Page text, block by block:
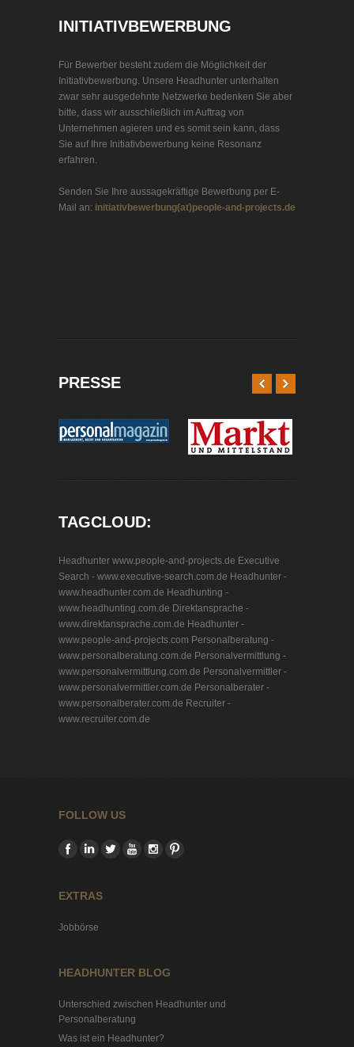
INITIATIVBEWERBUNG
Für Bewerber besteht zudem die Möglichkeit der
Initiativbewerbung. Unsere Headhunter unterhalten
zwar sehr ausgedehnte Netzwerke bedenken Sie aber
bitte, dass wir ausschließlich im Auftrag von
Unternehmen agieren und es somit sein kann, dass
Sie auf Ihre Initiativbewerbung keine Resonanz
erfahren.
Senden Sie Ihre aussagekräftige Bewerbung per E-
Mail an: initiativbewerbung(at)people-and-projects.de
PRESSE
TAGCLOUD:
Headhunter www.people-and-projects.de Executive
Search - www.executive-search.com.de Headhunter -
www.headhunter.com.de Headhunting -
www.headhunting.com.de Direktansprache -
www.direktansprache.com.de Headhunter -
www.people-and-projects.com Personalberatung -
www.personalberatung.com.de Personalvermittlung -
www.personalvermittlung.com.de Personalvermittler -
www.personalvermittler.com.de Personalberater -
www.personalberater.com.de Recruiter -
www.recruiter.com.de
FOLLOW US
EXTRAS
Jobbörse
HEADHUNTER BLOG
Unterschied zwischen Headhunter und
Personalberatung
Was ist ein Headhunter?